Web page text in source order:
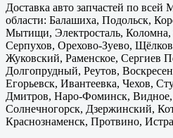
Доставка авто запчастей по всей
области: Балашиха, Подольск,
Мытищи, Электросталь,
Серпухов, Орехово-Зуево,
Жуковский, Раменское, Сергиев
Долгопрудный, Реутов,
Егорьевск, Ивантеевка, Чехов,
Дмитров, Наро-Фоминск,
Солнечногорск, Дзержинский,
Краснознаменск, Протвино,